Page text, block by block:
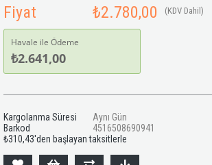
Fiyat ₺2.780,00 (KDV Dahil)
Havale ile Ödeme
₺2.641,00
Kargolanma Süresi
Aynı Gün
Barkod
4516508690941
₺310,43'den başlayan taksitlerle